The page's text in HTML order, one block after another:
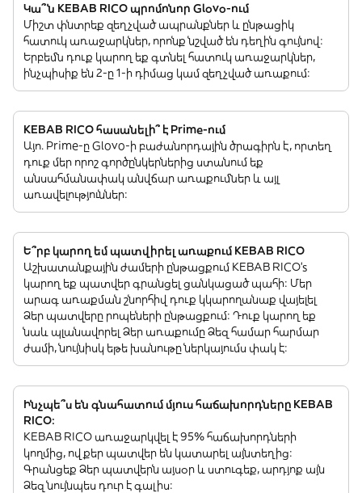
Կա՞ն KEBAB RICO պրոմոնոր Glovo-ում
Միշտ փնտրեք զեղչված ապրանքներ և ընթացիկ
հատուկ առաջարկներ, որոնք նշված են դեղին գույնով:
Երբեմն դուք կարող եք գտնել հատուկ առաջարկներ,
ինչպիսիք են 2-ը 1-ի դիմաց կամ զեղչված առաքում:
KEBAB RICO հասանելի՞ է Prime-ում
Այո. Prime-ը Glovo-ի բաժանորդային ծրագիրն է, որտեղ
դուք մեր որոշ գործընկերներից ստանում եք
անսահմանափակ անվճար առաքումներ և այլ
առավելություններ:
Ե՞րբ կարող եմ պատվիրել առաքում KEBAB RICO
Աշխատանքային ժամերի ընթացքում KEBAB RICO’s
կարող եք պատվեր գրանցել ցանկացած պահի: Մեր
արագ առաքման շնորհիվ դուք կկարողանաք վայելել
Ձեր պատվերը րոպեների ընթացքում: Դուք կարող եք
նաև պլանավորել Ձեր առաքումը Ձեզ համար հարմար
ժամի, նույնիսկ եթե խանութը ներկայումս փակ է:
Ինչպե՞ս են գնահատում մյուս հաճախորդները KEBAB
RICO:
KEBAB RICO առաջարկվել է 95% հաճախորդների
կողմից, ովքեր պատվեր են կատարել այնտեղից:
Գրանցեք Ձեր պատվերն այսօր և ստուգեք, արդյոք այն
Ձեզ նույնպես դուր է գալիս: